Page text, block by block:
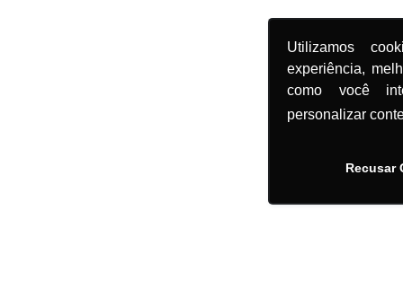
Utilizamos
experiência,
como você
personalizar
Recusar